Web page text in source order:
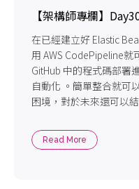
【架構師專欄】
在已經建立好 Elastic
用 AWS CodePipeline就
GitHub 中的程式碼部署
自動化 。簡單整合就可
困境，對於未來還可以結
Read More